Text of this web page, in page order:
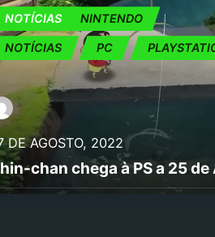
JOGOS NINTENDO
NOTÍCIAS PC
DE AGOSTO, 2022
chan chega à PS a 25
NOTÍCIAS